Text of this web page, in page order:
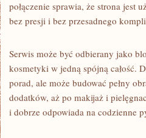
połączenie sprawia, że strona jest
bez presji i bez przesadnego
Serwis może być odbierany jako
kosmetyki w jedną spójną całość.
porad, ale może budować pełny
dodatków, aż po makijaż i
i dobrze odpowiada na codzienne